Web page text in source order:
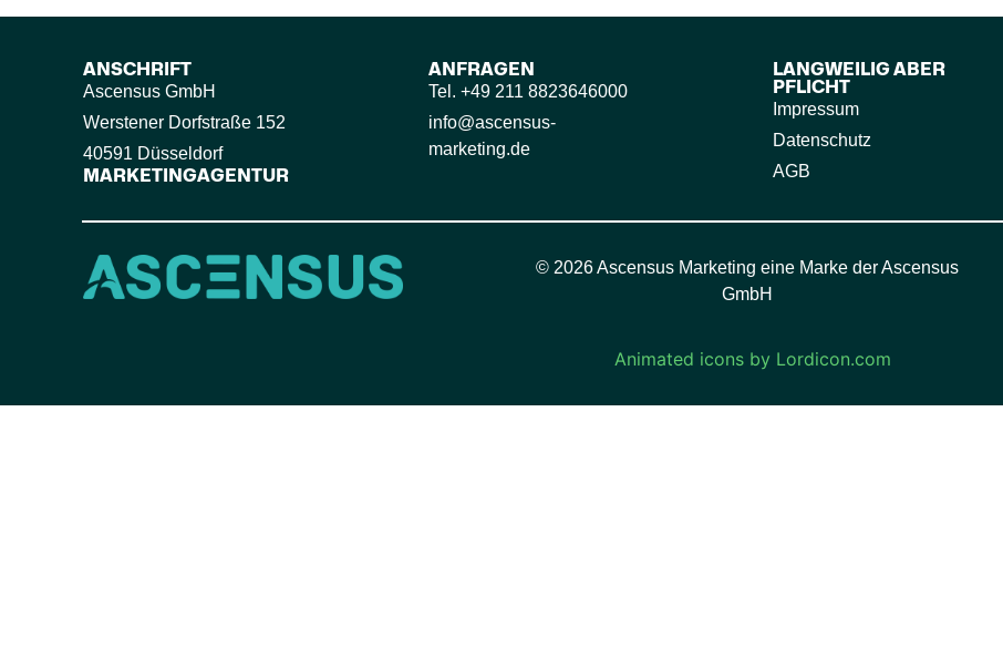
ANSCHRIFT
Ascensus GmbH
Werstener Dorfstraße 152
40591 Düsseldorf
MARKETINGAGENTUR
ANFRAGEN
Tel. +49 211 8823646000
info@ascensus-
marketing.de
LANGWEILIG ABER
PFLICHT
Impressum
Datenschutz
AGB
© 2026 Ascensus Marketing eine Marke der Ascensus
GmbH
Animated icons by Lordicon.com